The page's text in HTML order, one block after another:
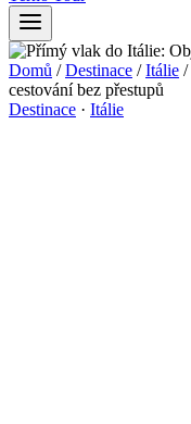
Domů / Destinace / Itálie /
cestování bez přestupů
Destinace · Itálie